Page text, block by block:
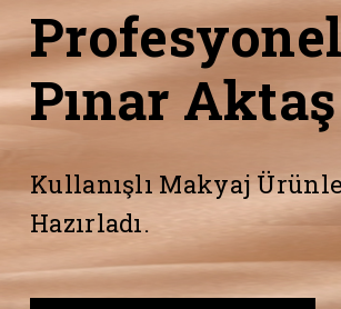
Pınar
Kullanışlı Makyaj
Hazırladı.